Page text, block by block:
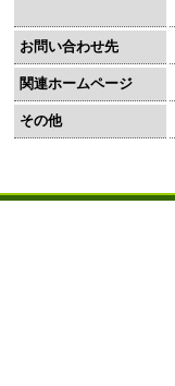
お問い合わせ先
関連ホームページ
その他